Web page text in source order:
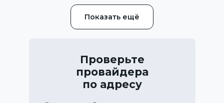
Показать ещё
Проверьте
провайдера
по адресу